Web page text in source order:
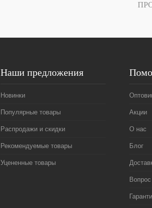
Наши предложения
Новинки
Популярные товары
Распродажи и скидки
Рекомендуемые товары
Уцененные товары
Акции
О нас
Блог